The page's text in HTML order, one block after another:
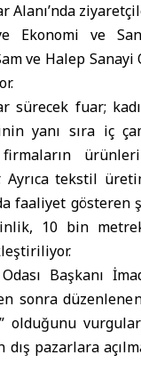
Alanı’nda
Ekonomi ve
ve Halep Sanayi
sürecek fuar;
yanı sıra iç
firmaların
Ayrıca tekstil
faaliyet gösteren
10 bin
Başkanı
sonra
olduğunu
pazarlara